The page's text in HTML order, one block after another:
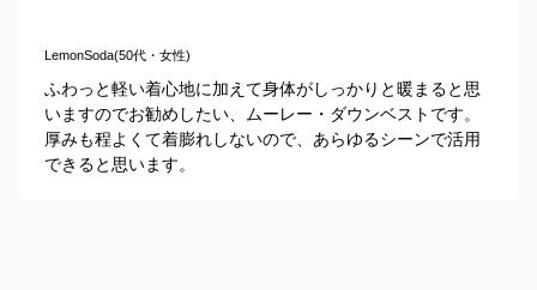
LemonSoda(50代・女性)
ふわっと軽い着心地に加えて身体がしっかりと暖まると思
いますのでお勧めしたい、ムーレー・ダウンベストです。
厚みも程よくて着膨れしないので、あらゆるシーンで活用
できると思います。